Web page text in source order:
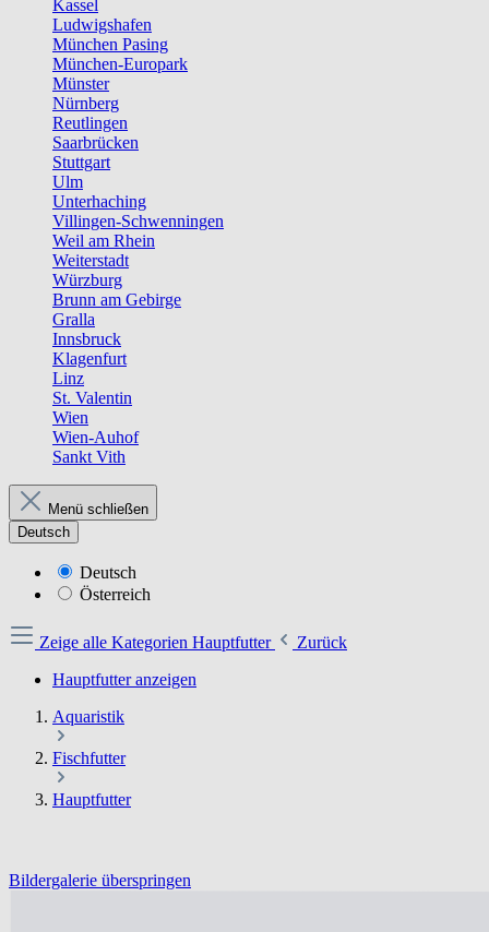
Kassel
Ludwigshafen
München Pasing
München-Europark
Münster
Nürnberg
Reutlingen
Saarbrücken
Stuttgart
Ulm
Unterhaching
Villingen-Schwenningen
Weil am Rhein
Weiterstadt
Würzburg
Brunn am Gebirge
Gralla
Innsbruck
Klagenfurt
Linz
St. Valentin
Wien
Wien-Auhof
Sankt Vith
Menü schließen
Deutsch
Deutsch
Österreich
Zeige alle Kategorien Hauptfutter
Zurück
Hauptfutter anzeigen
Aquaristik
Fischfutter
Hauptfutter
Bildergalerie überspringen